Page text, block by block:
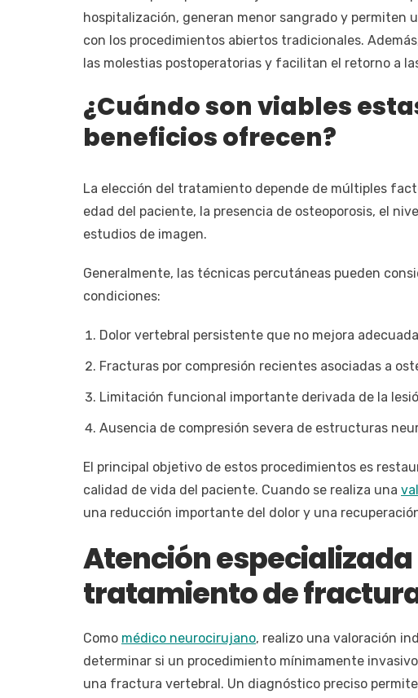
hospitalización, generan menor sangrado y permiten
con los procedimientos abiertos tradicionales.
las molestias postoperatorias y facilitan el retorno a
¿Cuándo son viables
beneficios ofrecen?
La elección del tratamiento depende de múltiples
edad del paciente, la presencia de osteoporosis, el
estudios de imagen.
Generalmente, las técnicas percutáneas pueden
condiciones:
Dolor vertebral persistente que no mejora
Fracturas por compresión recientes asociadas a
Limitación funcional importante derivada de la
Ausencia de compresión severa de estructuras
El principal objetivo de estos procedimientos es
calidad de vida del paciente. Cuando se realiza una
una reducción importante del dolor y una
Atención
tratamiento de
Como médico neurocirujano, realizo una valoración
determinar si un procedimiento mínimamente
una fractura vertebral. Un diagnóstico preciso